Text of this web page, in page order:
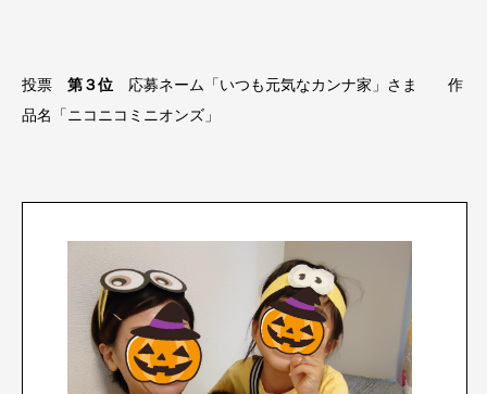
投票 第３位 応募ネーム「いつも元気なカンナ家」さま 作
品名「ニコニコミニオンズ」